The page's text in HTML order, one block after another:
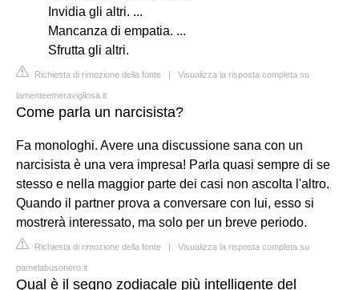
Invidia gli altri. ...
Mancanza di empatia. ...
Sfrutta gli altri.
Richiesta di rimozione della fonte | Visualizza la risposta completa su
lamenteemeravigliosa.it
Come parla un narcisista?
Fa monologhi. Avere una discussione sana con un
narcisista è una vera impresa! Parla quasi sempre di se
stesso e nella maggior parte dei casi non ascolta l'altro.
Quando il partner prova a conversare con lui, esso si
mostrerà interessato, ma solo per un breve periodo.
Richiesta di rimozione della fonte | Visualizza la risposta completa su
pamelabusonero.it
Qual è il segno zodiacale più intelligente del